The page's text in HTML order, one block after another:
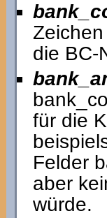
die BC-
für die
Felder
aber
würde.